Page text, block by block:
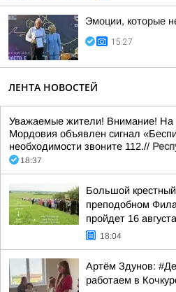
Эмоции, которые
15:27
ЛЕНТА НОВОСТЕЙ
Уважаемые жители! Внимание! На
Мордовия объявлен сигнал
необходимости звоните 112.//
18:37
Большой
преподобном
пройдет 16
18:04
Артём Здунов:
работаем в